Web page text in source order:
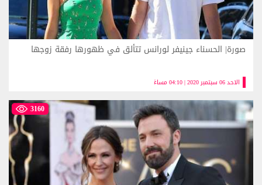
الاحد 06 سبتمبر 2020 | 04:10 مساءً
صورة| الحسناء جينيفر لورانس تتألق في ظهورها رفقة زوجها
3160